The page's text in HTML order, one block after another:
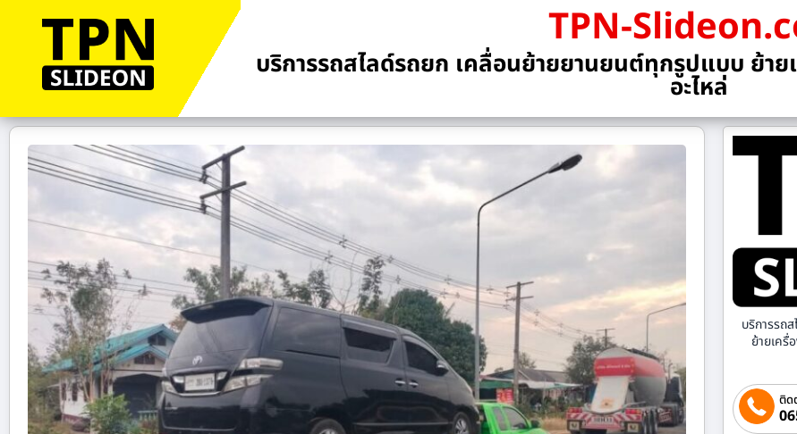
TPN-
บริการรถสไลด์รถยก เคลื่อนย้ายยานยนต์ทุกรูปแบบ ย้า
อะไหล่
บริการรถ
ย้ายเครื่
ติด